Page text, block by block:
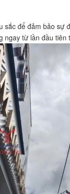
sắc để đảm bảo sự
ngay từ lần đầu tiên